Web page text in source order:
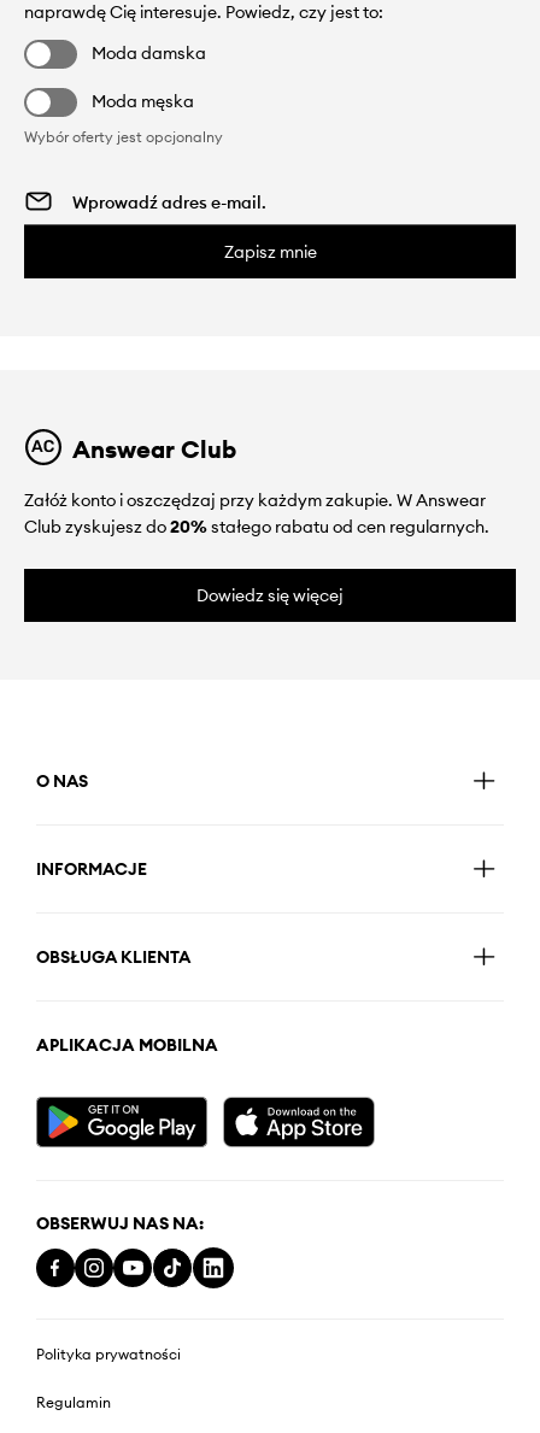
naprawdę Cię interesuje. Powiedz, czy jest to:
Moda damska
Moda męska
Wybór oferty jest opcjonalny
Zapisz mnie
Answear Club
Załóż konto i oszczędzaj przy każdym zakupie. W Answear
Club zyskujesz do20%stałego rabatu od cen regularnych.
Dowiedz się więcej
O NAS
INFORMACJE
OBSŁUGA KLIENTA
APLIKACJA MOBILNA
OBSERWUJ NAS NA:
Polityka prywatności
Regulamin